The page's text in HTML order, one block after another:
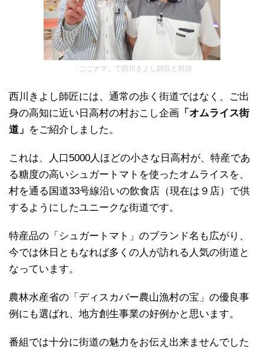
「ごごナマ」で西川きよし師匠と対談
西川きよし師匠には、通常の歩く街道ではなく、ご出
身の高知に近い日高村の村おこし企画 「オムライス街
道」 をご紹介しました。
これは、人口5000人ほどの小さな日高村が、特産であ
る糖度の高いシュガートマトを使ったオムライスを、
村を通る国道33号線沿いの飲食店（現在は９店）で供
するようにしたユニークな街道です。
特産品の「シュガートマト」のブランド名も広がり、
今では休日ともなれば多くの人が訪れる人気の街道と
なっています。
農林水産省の「ディスカバー農山漁村の宝」の優良事
例にも選ばれ、地方創生事業の好例かと思います。
番組では十分に街道の魅力をお伝え出来ませんでした